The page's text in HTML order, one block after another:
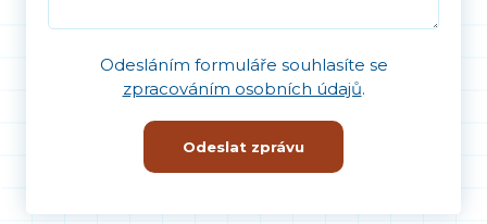
Odesláním formuláře souhlasíte se
zpracováním osobních údajů.
Odeslat zprávu